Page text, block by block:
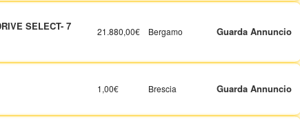
SELECT- 7
21.880,00€ Bergamo Guarda Annuncio
1,00€ Brescia Guarda Annuncio